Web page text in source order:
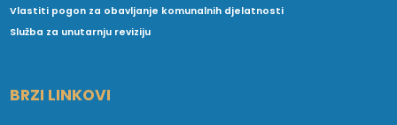
Vlastiti pogon za obavljanje komunalnih djelatnosti
Služba za unutarnju reviziju
BRZI LINKOVI